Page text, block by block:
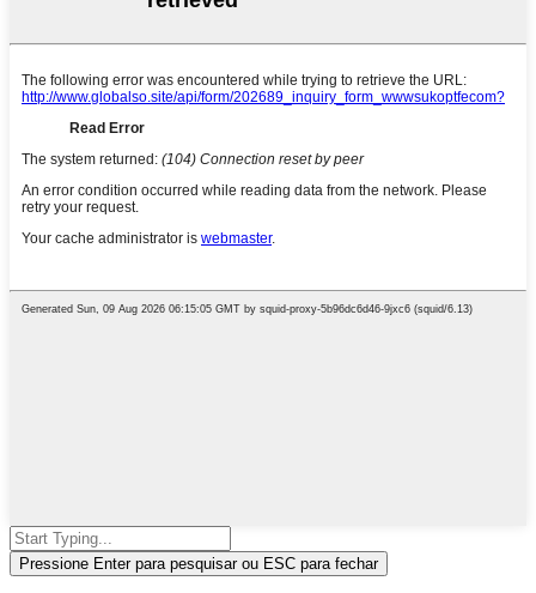
Pressione Enter para pesquisar ou ESC para fechar